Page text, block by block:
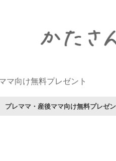
マ向け無料プレゼント
プレママ・産後ママ向け無料プレゼ